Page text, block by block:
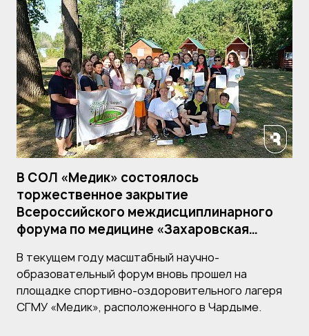
В СОЛ «Медик» состоялось
торжественное закрытие
Всероссийского междисциплинарного
форума по медицине «Захаровская
В текущем году масштабный научно-
образовательный форум вновь прошел на
площадке спортивно-оздоровительного лагеря
СГМУ «Медик», расположенного в Чардыме.